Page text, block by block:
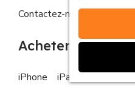
Contactez-nous
Acheter
iPhone iPad